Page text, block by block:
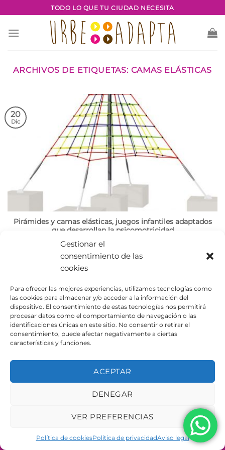
Gestionar el
consentimiento de las
cookies
Para ofrecer las mejores experiencias, utilizamos tecnologías como
las cookies para almacenar y/o acceder a la información del
dispositivo. El consentimiento de estas tecnologías nos permitirá
procesar datos como el comportamiento de navegación o las
identificaciones únicas en este sitio. No consentir o retirar el
consentimiento, puede afectar negativamente a ciertas
características y funciones.
ACEPTAR
DENEGAR
VER PREFERENCIAS
Política de cookiesPolítica de privacidadAviso legal
al
contenido
TODO LO QUE TU CIUDAD NECESITA
ARCHIVOS DE ETIQUETAS: CAMAS ELÁSTICAS
Pirámides y camas elásticas, juegos infantiles adaptados
que desarrollan la psicomotricidad
En esta ocasión desde Urbeadapta os vamos a hablar de
dos tipos de juegos infantiles [...]
20
Dic
AVISO LEGAL
POLÍTICA DE PRIVACIDAD
POLÍTICA DE COOKIES